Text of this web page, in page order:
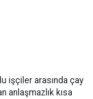
işçiler arasında çay
anlaşmazlık kısa